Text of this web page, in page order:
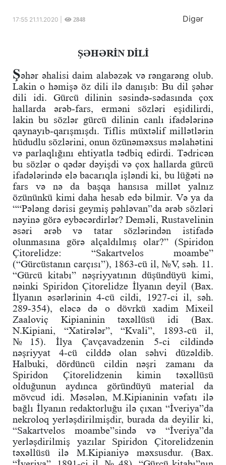
17:55 21.11.2020 | 2848 Digər
ŞƏHƏRİN DİLİ
Şəhər əhalisi daim alabəzək və rəngarəng olub.
Lakin o həmişə öz dili ilə danışıb: Bu dil şəhər
dili idi. Gürcü dilinin səsində-sədasında çox
hallarda ərəb-fars, erməni sözləri eşidilirdi,
lakin bu sözlər gürcü dilinin canlı ifadələrinə
qaynayıb-qarışmışdı. Tiflis müxtəlif millətlərin
hüdudlu sözlərini, onun özünəməxsus məlahətini
və parlaqlığını ehtiyatla tədbiq edirdi. Tədricən
bu sözlər o qədər dəyişdi və çox hallarda gürcü
ifadələrində elə bacarıqla işləndi ki, bu lüğəti nə
fars və nə da başqa hansısa millət yalnız
özününkü kimi daha hesab edə bilmir. Və ya da
““Pələng dərisi geymiş pəhləvan”da ərəb sözləri
nəyinə görə eybəcərdirlər? Deməli, Rustavelinin
əsəri ərəb və tatar sözlərindən istifadə
olunmasına görə alçaldılmış olar?” (Spiridon
Çitorelidze: “Sakartvelos moambe”
(“Gürcüstanın carçısı”), 1863-cü il, №V, səh. 11.
“Gürcü kitabı” nəşriyyatının düşündüyü kimi,
nəinki Spiridon Çitorelidze İlyanın deyil (Bax.
İlyanın əsərlərinin 4-cü cildi, 1927-ci il, səh.
289-354), eləcə də o dövrkü xadim Mixeil
Zaaloviç Kipianinin təxəllüsü idi (Bax.
N.Kipiani, “Xatirələr”, “Kvali”, 1893-cü il,
№15). İlya Çavçavadzenin 5-ci cildində
nəşriyyat 4-cü cilddə olan səhvi düzəldib.
Halbuki, dördüncü cildin nəşri zamanı da
Spiridon Çitorelidzenin kimin təxəllüsü
olduğunun aydınca göründüyü material da
mövcud idi. Məsələn, M.Kipianinin vəfatı ilə
bağlı İlyanın redaktorluğu ilə çıxan “İveriya”da
nekroloq yerləşdirilmişdir, burada da deyilir ki,
“Sakartvelos moambe”sində və “İveriya”da
yerləşdirilmiş yazılar Spiridon Çitorelidzenin
təxəllüsü ilə M.Kipianiyə məxsusdur. (Bax.